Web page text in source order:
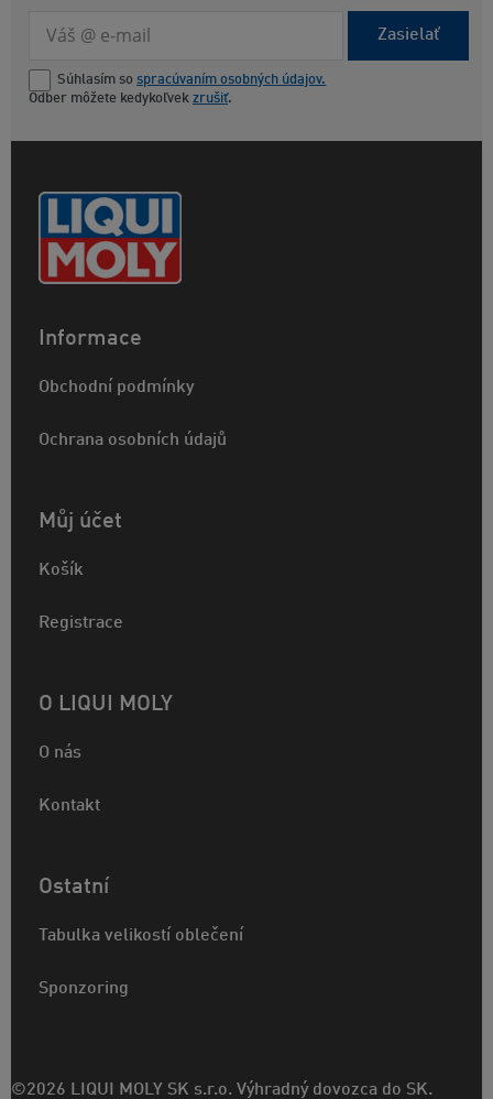
Zasielať
Súhlasím so spracúvaním osobných údajov.
Odber môžete kedykoľvek zrušiť.
Informace
Obchodní podmínky
Ochrana osobních údajů
Můj účet
Košík
Registrace
O LIQUI MOLY
O nás
Kontakt
Ostatní
Tabulka velikostí oblečení
Sponzoring
©2026 LIQUI MOLY SK s.r.o. Výhradný dovozca do SK.